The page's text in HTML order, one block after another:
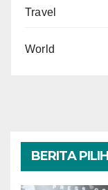
Travel
World
BERITA